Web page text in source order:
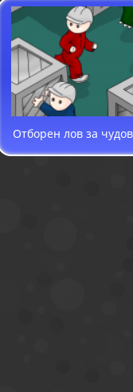
Отборен лов за